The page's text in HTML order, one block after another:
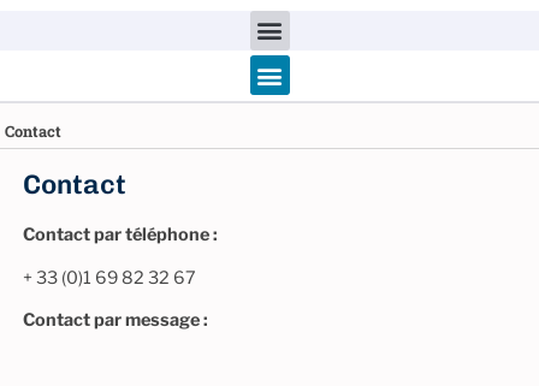
Contact
Contact
Contact par téléphone :
+ 33 (0)1 69 82 32 67
Contact par message :